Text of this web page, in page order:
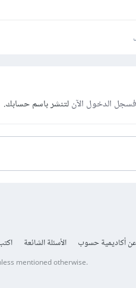
فسجل الدخول الآنلتنشر باسم حسابك.
عن أكاديمية حسوب الأسئلة الشائعة
mentioned otherwise.